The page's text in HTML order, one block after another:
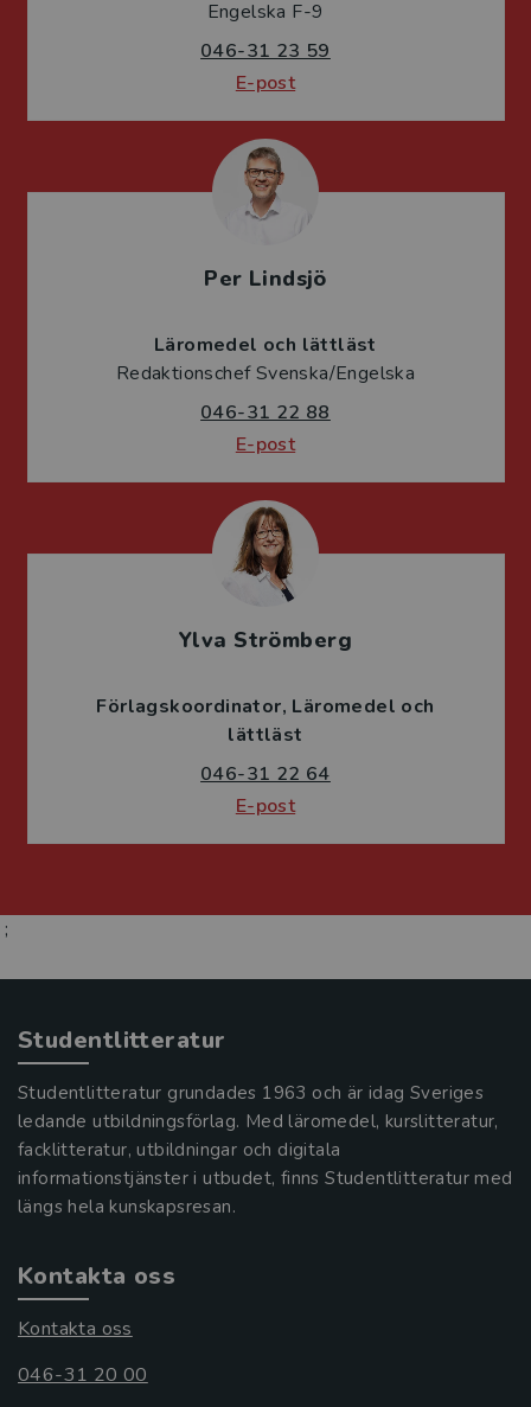
Engelska F-9
046-31 23 59
E-post
Per Lindsjö
Läromedel och lättläst
Redaktionschef Svenska/Engelska
046-31 22 88
E-post
Ylva Strömberg
Förlagskoordinator Läromedel och
lättläst
046-31 22 64
E-post
;
Studentlitteratur
Studentlitteratur grundades 1963 och är idag Sveriges
ledande utbildningsförlag. Med läromedel, kurslitteratur,
facklitteratur, utbildningar och digitala
informationstjänster i utbudet, finns Studentlitteratur med
längs hela kunskapsresan.
Kontakta oss
Kontakta oss
046-31 20 00